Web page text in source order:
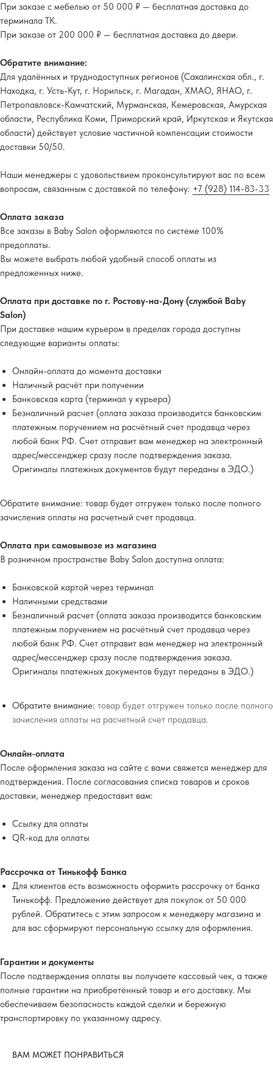
При заказе с мебелью от 50 000 ₽ — бесплатная доставка до
терминала ТК.
При заказе от 200 000 ₽ — бесплатная доставка до двери.
Обратите внимание:
Для удалённых и труднодоступных регионов (Сахалинская обл., г.
Находка, г. Усть-Кут, г. Норильск, г. Магадан, ХМАО, ЯНАО, г.
Петропавловск-Камчатский, Мурманская, Кемеровская, Амурская
области, Республика Коми, Приморский край, Иркутская и Якутская
области) действует условие частичной компенсации стоимости
доставки 50/50.
Наши менеджеры с удовольствием проконсультируют вас по всем
вопросам, связанным с доставкой по телефону: +7 (928) 114-83-33
Оплата заказа
Все заказы в Baby Salon оформляются по системе 100%
предоплаты.
Вы можете выбрать любой удобный способ оплаты из
предложенных ниже.
Оплата при доставке по г. Ростову-на-Дону (службой Baby
Salon)
При доставке нашим курьером в пределах города доступны
следующие варианты оплаты:
Онлайн-оплата до момента доставки
Наличный расчёт при получении
Банковская карта (терминал у курьера)
Безналичный расчет (оплата заказа производится банковским
платежным поручением на расчётный счет продавца через
любой банк РФ. Счет отправит вам менеджер на электронный
адрес/мессенджер сразу после подтверждения заказа.
Оригиналы платежных документов будут переданы в ЭДО.)
Обратите внимание: товар будет отгружен только после полного
зачисления оплаты на расчетный счет продавца.
Оплата при самовывозе из магазина
В розничном пространстве Baby Salon доступна оплата:
Банковской картой через терминал
Наличными средствами
Безналичный расчет (оплата заказа производится банковским
платежным поручением на расчётный счет продавца через
любой банк РФ. Счет отправит вам менеджер на электронный
адрес/мессенджер сразу после подтверждения заказа.
Оригиналы платежных документов будут переданы в ЭДО.)
Обратите внимание: товар будет отгружен только после полного
зачисления оплаты на расчетный счет продавца.
Онлайн-оплата
После оформления заказа на сайте с вами свяжется менеджер для
подтверждения. После согласования списка товаров и сроков
доставки, менеджер предоставит вам:
Ссылку для оплаты
QR-код для оплаты
Рассрочка от Тинькофф Банка
Для клиентов есть возможность оформить рассрочку от банка
Тинькофф. Предложение действует для покупок от 50 000
рублей. Обратитесь с этим запросом к менеджеру магазина и
для вас сформируют персональную ссылку для оформления.
Гарантии и документы
После подтверждения оплаты вы получаете кассовый чек, а также
полные гарантии на приобретённый товар и его доставку. Мы
обеспечиваем безопасность каждой сделки и бережную
транспортировку по указанному адресу.
ВАМ МОЖЕТ ПОНРАВИТЬСЯ